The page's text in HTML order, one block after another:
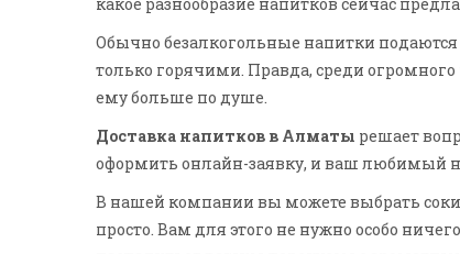
Обычно безалкогольные напитки подаются
только горячими. Правда, среди
ему больше по душе.
Доставка напитков в Алматы решает
оформить онлайн-заявку, и ваш любимый
В нашей компании вы можете выбрать
просто. Вам для этого не нужно особо